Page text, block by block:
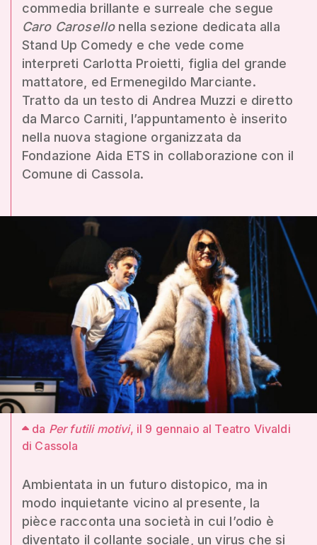
commedia brillante e surreale che segue
Caro Carosellonella sezione dedicata alla
Stand Up Comedy e che vede come
interpreti Carlotta Proietti, figlia del grande
mattatore, ed Ermenegildo Marciante.
Tratto da un testo di Andrea Muzzi e diretto
da Marco Carniti, l’appuntamento è inserito
nella nuova stagione organizzata da
Fondazione Aida ETS in collaborazione con il
Comune di Cassola.
da Per futili motivi, il 9 gennaio al Teatro Vivaldi
di Cassola
Ambientata in un futuro distopico, ma in
modo inquietante vicino al presente, la
pièce racconta una società in cui l’odio è
diventato il collante sociale, un virus che si